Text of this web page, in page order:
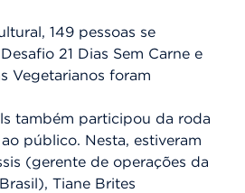
149 pessoas se
21 Dias Sem Carne e
Vegetarianos foram
também participou da roda
público. Nesta, estiveram
(gerente de operações da
Tiane Brites